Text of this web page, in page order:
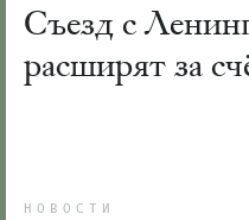
Съезд с
расширят за
НОВОСТИ